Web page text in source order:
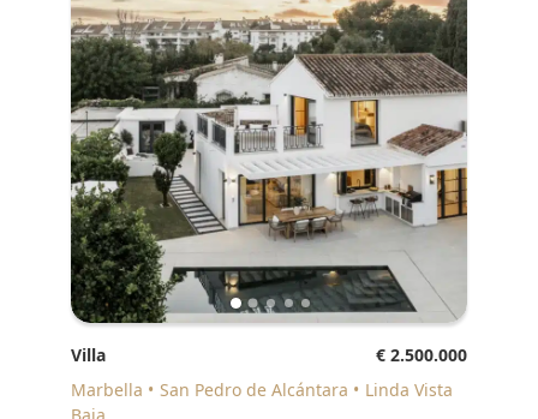
Villa
€ 2.500.000
Marbella
San Pedro de Alcántara
Linda Vista